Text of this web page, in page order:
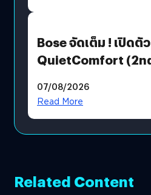
Bose จัดเต็ม ! เปิดตัว
QuietComfort
07/08/2026
Read More
Related Content